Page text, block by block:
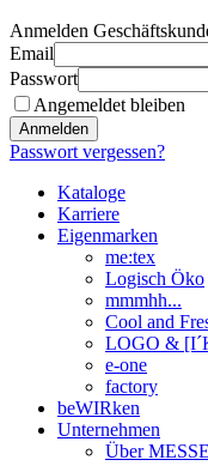
Anmelden
Email
Passwort
Angemeldet bleiben
Anmelden
Passwort vergessen?
Kataloge
Karriere
Eigenmarken
me:tex
Logisch Öko
mmmhh...
Cool and
LOGO &
e-one
factory
beWIRken
Unternehmen
Über